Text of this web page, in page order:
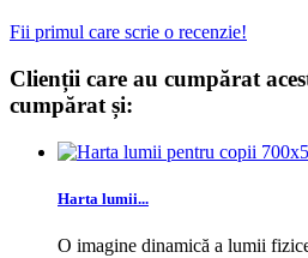
Fii primul care scrie o recenzie!
Clienții care au cumpărat
cumpărat și:
Harta lumii...
O imagine dinamică a lumii